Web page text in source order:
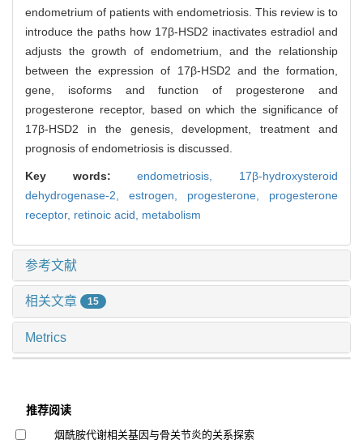
endometrium of patients with endometriosis. This review is to
introduce the paths how 17β-HSD2 inactivates estradiol and
adjusts the growth of endometrium, and the relationship
between the expression of 17β-HSD2 and the formation,
gene, isoforms and function of progesterone and
progesterone receptor, based on which the significance of
17β-HSD2 in the genesis, development, treatment and
prognosis of endometriosis is discussed.
Key words:endometriosis, 17β-hydroxysteroid
dehydrogenase-2, estrogen, progesterone, progesterone
receptor, retinoic acid, metabolism
参考文献
相关文章 15
Metrics
推荐阅读
烟酰胺代谢相关基因与骨关节炎的关系探索